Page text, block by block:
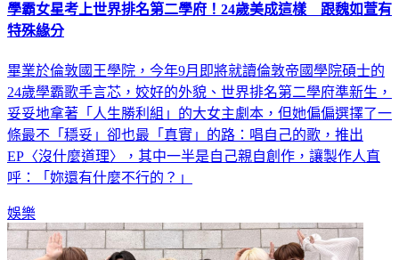
學霸女星考上世界排名第二學府！24歲美成這樣 跟魏如萱有
特殊緣分
畢業於倫敦國王學院，今年9月即將就讀倫敦帝國學院碩士的
24歲學霸歌手言芯，姣好的外貌、世界排名第二學府準新生，
妥妥地拿著「人生勝利組」的大女主劇本，但她偏偏選擇了一
條最不「穩妥」卻也最「真實」的路：唱自己的歌，推出
EP〈沒什麼道理〉，其中一半是自己親自創作，讓製作人直
呼：「妳還有什麼不行的？」
娛樂